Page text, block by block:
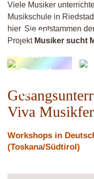
Viele Musiker
Musikschule in
hier. Sie entstammen
Projekt Musiker sucht
Leon
aka
Devils
D
Viva
Workshops in
(Toskana/Südtirol)